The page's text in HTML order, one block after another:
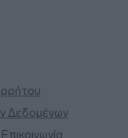
Δεδομένων
Επικοινωνία